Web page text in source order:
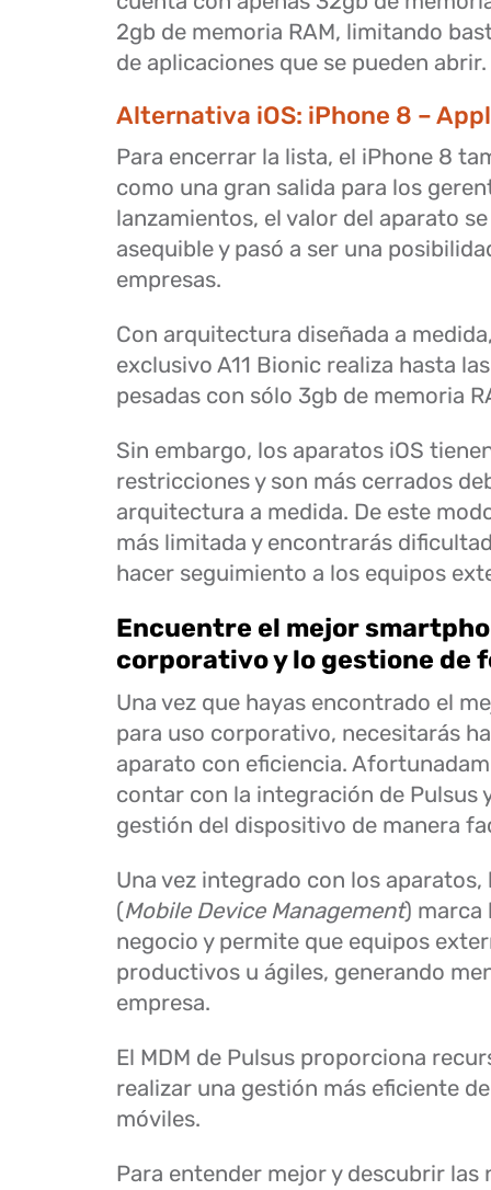
2gb de memoria RAM, limitando
de aplicaciones que se pueden abrir.
Alternativa iOS: iPhone 8 –
Para encerrar la lista, el iPhone 8
como una gran salida para los
lanzamientos, el valor del aparato
asequible y pasó a ser una
empresas.
Con arquitectura diseñada a
exclusivo A11 Bionic realiza hasta
pesadas con sólo 3gb de memoria
Sin embargo, los aparatos iOS
restricciones y son más cerrados
arquitectura a medida. De este
más limitada y encontrarás
hacer seguimiento a los equipos
Encuentre el mejor
corporativo y lo gestione de
Una vez que hayas encontrado el
para uso corporativo, necesitarás
aparato con eficiencia.
contar con la integración de Pulsus
gestión del dispositivo de manera
Una vez integrado con los aparatos,
(Mobile Device Management) marca
negocio y permite que equipos
productivos u ágiles, generando
empresa.
El MDM de Pulsus proporciona
realizar una gestión más eficiente
móviles.
Para entender mejor y descubrir las